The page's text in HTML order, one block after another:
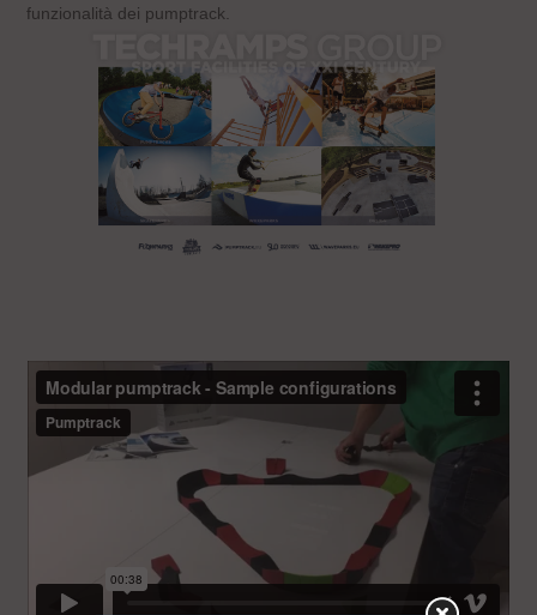
funzionalità dei pumptrack.